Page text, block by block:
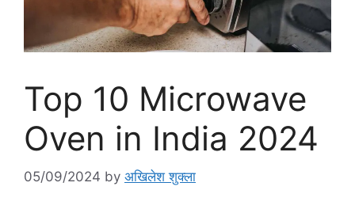
Top 10 Microwave
Oven in India 2024
05/09/2024 by अखिलेश शुक्ला